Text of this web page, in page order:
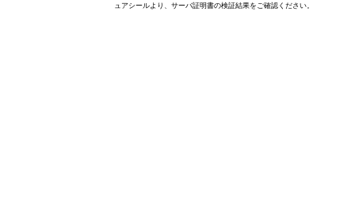
ュアシールより、サーバ証明書の検証結果をご確認ください。